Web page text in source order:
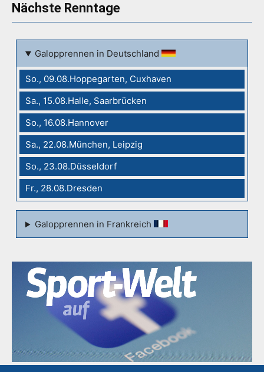
Nächste Renntage
Galopprennen in Deutschland
So., 09.08.Hoppegarten, Cuxhaven
Sa., 15.08.Halle, Saarbrücken
So., 16.08.Hannover
Sa., 22.08.München, Leipzig
So., 23.08.Düsseldorf
Fr., 28.08.Dresden
Galopprennen in Frankreich